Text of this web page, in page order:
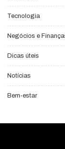
Tecnologia
Negócios e
Dicas úteis
Notícias
Bem-estar